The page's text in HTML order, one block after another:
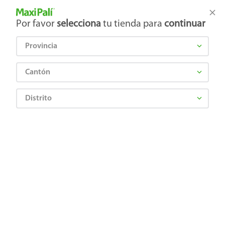
Tienda Maxi Palí
Por favor selecciona tu tienda para continuar
Provincia
Cantón
Distrito